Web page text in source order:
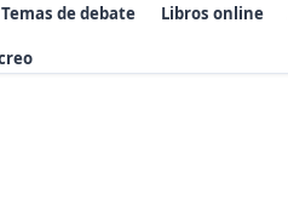
Temas de debate Libros online